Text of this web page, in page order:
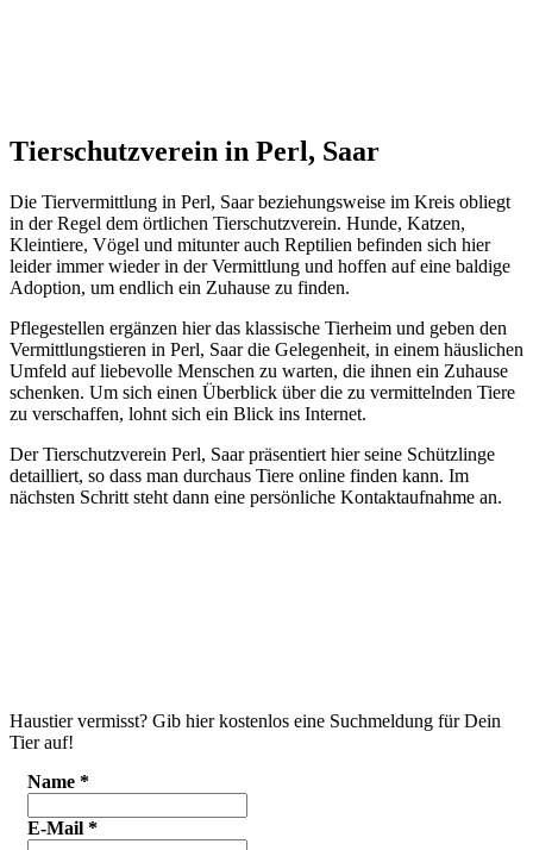
Tierschutzverein in Perl, Saar
Die Tiervermittlung in Perl, Saar beziehungsweise im Kreis obliegt
in der Regel dem örtlichen Tierschutzverein. Hunde, Katzen,
Kleintiere, Vögel und mitunter auch Reptilien befinden sich hier
leider immer wieder in der Vermittlung und hoffen auf eine baldige
Adoption, um endlich ein Zuhause zu finden.
Pflegestellen ergänzen hier das klassische Tierheim und geben den
Vermittlungstieren in Perl, Saar die Gelegenheit, in einem häuslichen
Umfeld auf liebevolle Menschen zu warten, die ihnen ein Zuhause
schenken. Um sich einen Überblick über die zu vermittelnden Tiere
zu verschaffen, lohnt sich ein Blick ins Internet.
Der Tierschutzverein Perl, Saar präsentiert hier seine Schützlinge
detailliert, so dass man durchaus Tiere online finden kann. Im
nächsten Schritt steht dann eine persönliche Kontaktaufnahme an.
Haustier vermisst? Gib hier kostenlos eine Suchmeldung für Dein
Tier auf!
Name *
E-Mail *